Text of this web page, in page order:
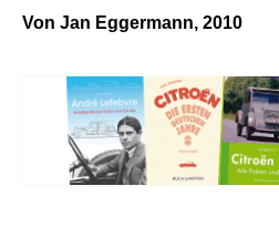
Von Jan Eggermann, 2010